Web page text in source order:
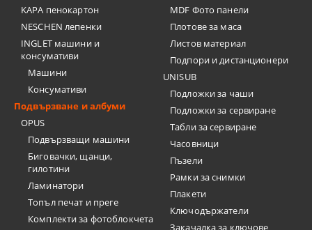
KAPA пенокартон
NESCHEN лепенки
INGLET машини и
консумативи
Машини
Консумативи
Подвързване и албуми
OPUS
Подвързващи машини
Биговачки, щанци,
гилотини
Ламинатори
Топъл печат и преге
Комплекти за фотоблокчета
MDF Фото панели
Плотове за маса
Листов материал
Подпори и дистанционери
UNISUB
Подложки за чаши
Подложки за сервиране
Табли за сервиране
Часовници
Пъзели
Рамки за снимки
Плакети
Ключодържатели
Закачалка за ключове